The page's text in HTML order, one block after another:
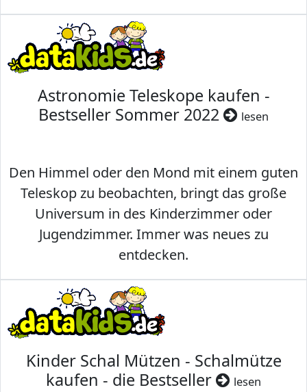
Astronomie Teleskope kaufen -
Bestseller Sommer 2022
lesen
Den Himmel oder den Mond mit einem guten
Teleskop zu beobachten, bringt das große
Universum in des Kinderzimmer oder
Jugendzimmer. Immer was neues zu
entdecken.
Kinder Schal Mützen - Schalmütze
kaufen - die Bestseller
lesen